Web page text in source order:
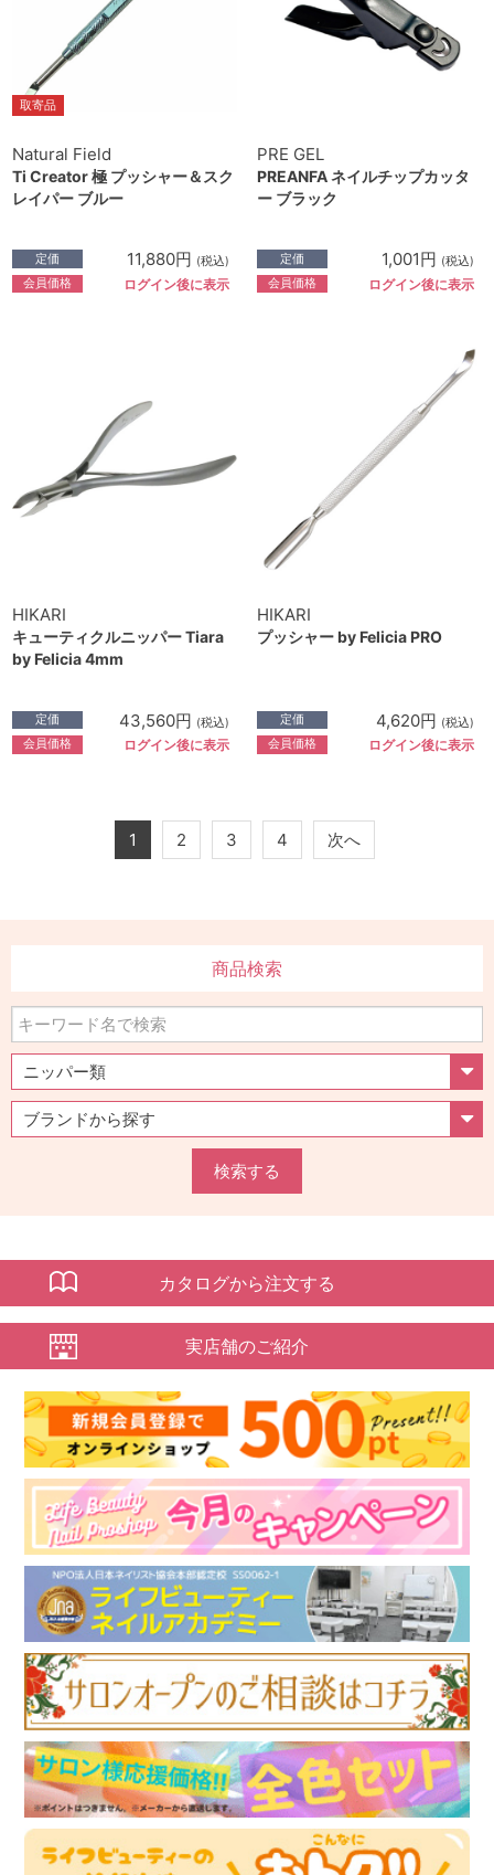
取寄品
Natural Field
Ti Creator 極 プッシャー＆スク
レイパー ブルー
定価 11,880円 (税込)
会員価格 ログイン後に表示
PRE GEL
PREANFA ネイルチップカッタ
ー ブラック
定価 1,001円 (税込)
会員価格 ログイン後に表示
HIKARI
キューティクルニッパー Tiara
by Felicia 4mm
定価 43,560円 (税込)
会員価格 ログイン後に表示
HIKARI
プッシャー by Felicia PRO
定価 4,620円 (税込)
会員価格 ログイン後に表示
1 2 3 4 次へ
商品検索
検索する
カタログから注文する
実店舗のご紹介